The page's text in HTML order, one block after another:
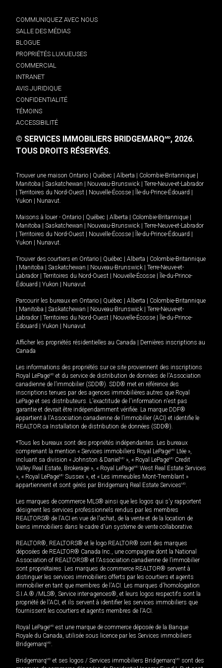
COMMUNIQUEZ AVEC NOUS
SALLE DES MÉDIAS
BLOGUE
PROPRIÉTÉS LUXUEUSES
COMMERCIAL
INTRANET
AVIS JURIDIQUE
CONFIDENTIALITÉ
TÉMOINS
ACCESSIBILITÉ
© SERVICES IMMOBILIERS BRIDGEMARQMD, 2026.
TOUS DROITS RÉSERVÉS.
Trouver une maison Ontario Québec Alberta Colombie-Britannique
Manitoba
Saskatchewan Nouveau-Brunswick
Terre-Neuve-et-Labrador
Territoires du Nord-Ouest Nouvelle-Écosse Île-du-Prince-Édouard
Yukon
Nunavut.
Maisons à louer - Ontario Québec Alberta Colombie-Britannique
Manitoba
Saskatchewan Nouveau-Brunswick
Terre-Neuve-et-Labrador
Territoires du Nord-Ouest Nouvelle-Écosse Île-du-Prince-Édouard
Yukon
Nunavut.
Trouver des courtiers en Ontario Québec Alberta
Colombie-Britannique
Manitoba Saskatchewan Nouveau-Brunswick
Terre-Neuve-et-
Labrador
Territoires du Nord-Ouest Nouvelle-Écosse
Île-du-Prince-
Édouard
Yukon Nunavut
Parcourir les bureaux en Ontario Québec Alberta
Colombie-Britannique
Manitoba Saskatchewan Nouveau-Brunswick
Terre-Neuve-et-
Labrador
Territoires du Nord-Ouest Nouvelle-Écosse
Île-du-Prince-
Édouard
Yukon Nunavut
Afficher les propriétés résidentielles au Canada
Dernières inscriptions au
Canada
Les informations des propriétés sur ce site proviennent des inscriptions
Royal LePageMD et du service de distribution de données de l'Association
canadienne de l’immobilier (SDD®). SDD® met en référence des
inscriptions tenues par des agences immobilières autres que Royal
LePage et ses distributeurs. L'exactitude de l'information n'est pas
garantie et devrait être indépendamment vérifiée. La marque DDF®
appartient à l'Association canadienne de l’immobilier (ACI) et identifie le
REALTOR.ca Installation de distribution de données (SDD®).
*Tous les bureaux sont des propriétés indépendantes. Les bureaux
comprenant la mention « Services immobiliers Royal LePageMD Ltée »,
incluant sa division « Johnston & Daniel MD », « Royal LePageMD Credit
Valley Real Estate, Brokerage », « Royal LePageMD West Real Estate Services
», « Royal LePageMD Sussex », et « Les immeubles Mont-Tremblant »
appartiennent et sont gérés par Bridgemarq Real Estate ServicesMD.
Les marques de commerce MLS® ainsi que les logos qui s'y rapportent
désignent les services professionnels rendus par les membres
REALTORS® de l'ACI en vue de l'achat, de la vente et de la location de
biens immobiliers dans le cadre d'un système de vente collaborative.
REALTOR®, REALTORS® et le logo REALTOR® sont des marques
déposées de REALTOR® Canada Inc., une compagnie dont la National
Association of REALTORS® et l'Association canadienne de l’immobilier
sont propriétaires. Les marques de commerce REALTOR® servent à
distinguer les services immobiliers offerts par les courtiers et agents
immobilier en tant que membres de l'ACI. Les marques d'homologation
S.I.A.® /MLS®, Service inter-agences®, et leurs logos respectifs sont la
propriété de l'ACI, et ils servent à identifier les services immobiliers que
fournissent les courtiers et agents membres de l'ACI.
Royal LePageMD est une marque de commerce déposée de la Banque
Royale du Canada, utilisée sous licence par les Services immobiliers
BridgemarqMD.
BridgemarqMD et ses logos / Services immobiliers BridgemarqMD sont des